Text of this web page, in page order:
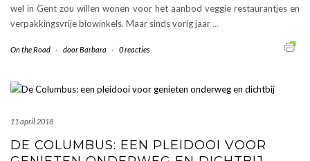
wel in Gent zou willen wonen voor het aanbod veggie restaurantjes en
verpakkingsvrije biowinkels. Maar sinds vorig jaar …
On the Road - doorBarbara - 0 reacties
11 april 2018
DE COLUMBUS: EEN PLEIDOOI VOOR